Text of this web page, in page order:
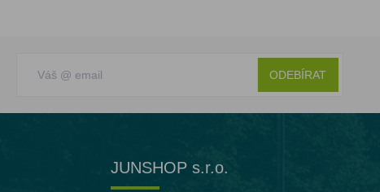
ODEBÍRAT
JUNSHOP s.r.o.